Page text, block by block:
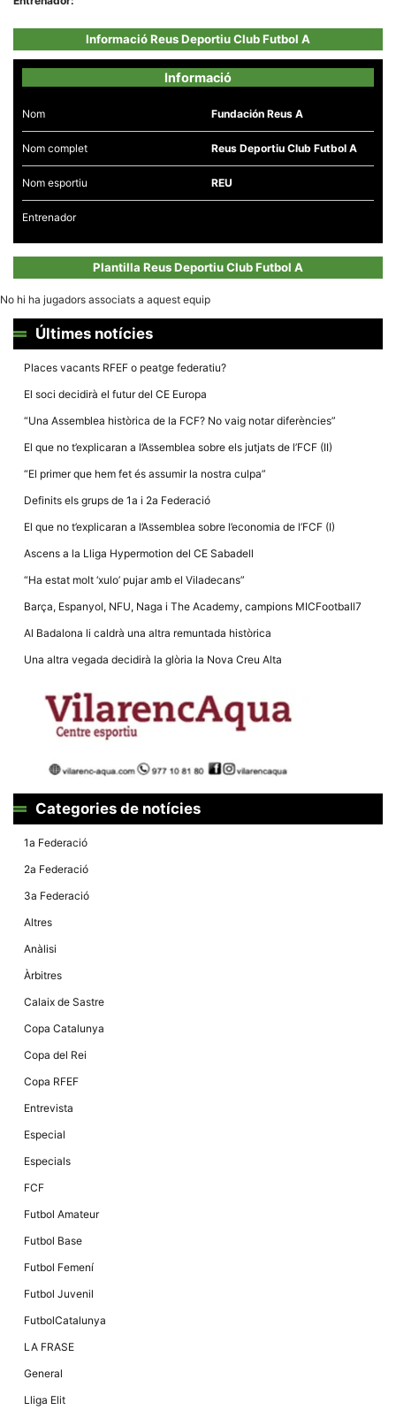
Informació Reus Deportiu Club Futbol A
Informació
Nom Fundación Reus A
Nom complet Reus Deportiu Club Futbol A
Nom esportiu REU
Entrenador
Plantilla Reus Deportiu Club Futbol A
No hi ha jugadors associats a aquest equip
Últimes notícies
Places vacants RFEF o peatge federatiu?
El soci decidirà el futur del CE Europa
“Una Assemblea històrica de la FCF? No vaig notar diferències”
El que no t’explicaran a l’Assemblea sobre els jutjats de l’FCF (II)
“El primer que hem fet és assumir la nostra culpa”
Definits els grups de 1a i 2a Federació
El que no t’explicaran a l’Assemblea sobre l’economia de l’FCF (I)
Ascens a la Lliga Hypermotion del CE Sabadell
“Ha estat molt ‘xulo’ pujar amb el Viladecans”
Barça, Espanyol, NFU, Naga i The Academy, campions MICFootball7
Al Badalona li caldrà una altra remuntada històrica
Una altra vegada decidirà la glòria la Nova Creu Alta
Categories de notícies
1a Federació
2a Federació
3a Federació
Altres
Anàlisi
Àrbitres
Calaix de Sastre
Copa Catalunya
Copa del Rei
Copa RFEF
Entrevista
Especial
Especials
FCF
Futbol Amateur
Futbol Base
Futbol Femení
Futbol Juvenil
FutbolCatalunya
LA FRASE
General
Lliga Elit
Necessàries
Aquestes
cookies no
són
necessàries
per al
dades
de manera
i la seva
estructura.
Experiència
components
nostre lloc web
dades en el seu
permeten que el
bé com sigui
rebutja
funcionalitats
desapareixeran
Màrqueting